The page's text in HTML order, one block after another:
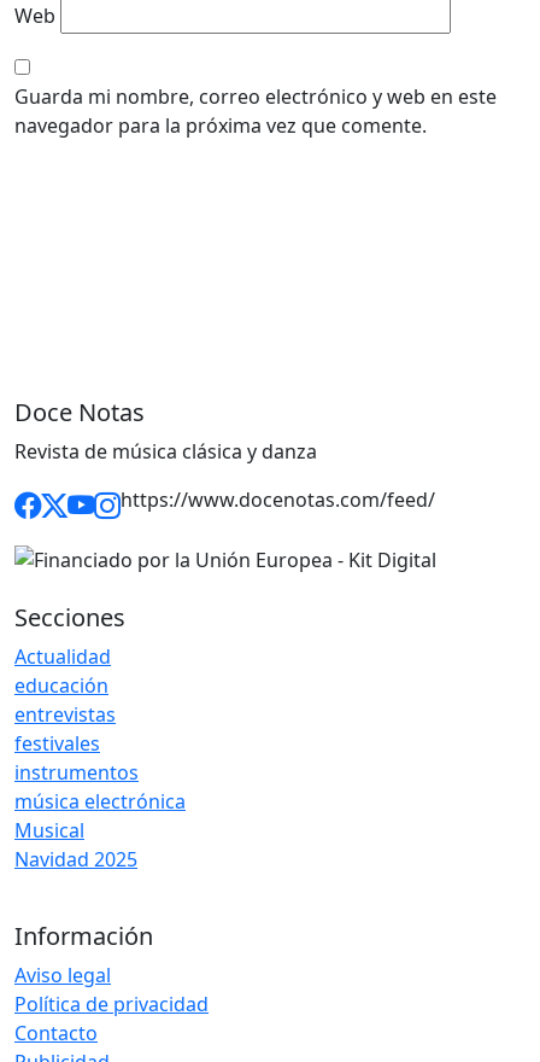
Web
Guarda mi nombre, correo electrónico y web en este
navegador para la próxima vez que comente.
Doce Notas
Revista de música clásica y danza
https://www.docenotas.com/feed/
Secciones
Actualidad
educación
entrevistas
festivales
instrumentos
música electrónica
Musical
Navidad 2025
Información
Aviso legal
Política de privacidad
Contacto